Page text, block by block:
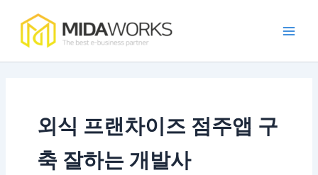
로
외식 프랜차이즈 점주앱 구
축 잘하는 개발사